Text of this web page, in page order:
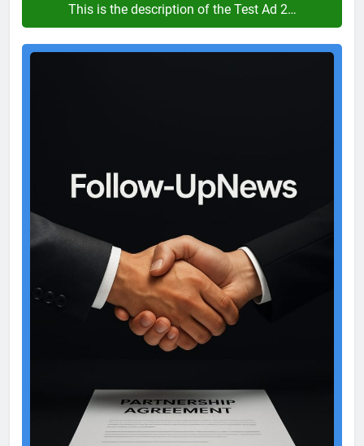
This is the description of the Test Ad 2…